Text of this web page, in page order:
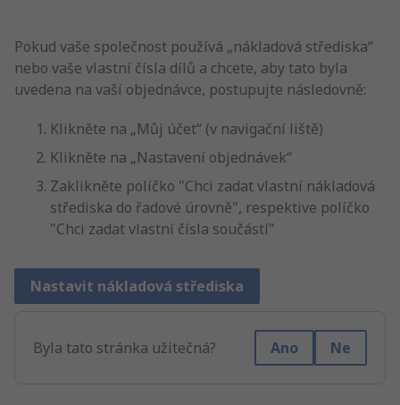
Pokud vaše společnost používá „nákladová střediska“
nebo vaše vlastní čísla dílů a chcete, aby tato byla
uvedena na vaší objednávce, postupujte následovně:
Klikněte na „Můj účet“ (v navigační liště)
Klikněte na „Nastavení objednávek“
Zaklikněte políčko "Chci zadat vlastní nákladová
střediska do řadové úrovně", respektive políčko
"Chci zadat vlastní čísla součástí"
Nastavit nákladová střediska
Byla tato stránka užitečná? Ano Ne